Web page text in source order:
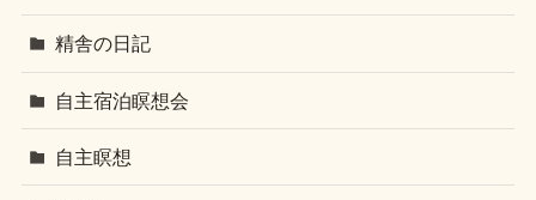
精舎の日記
自主宿泊瞑想会
自主瞑想